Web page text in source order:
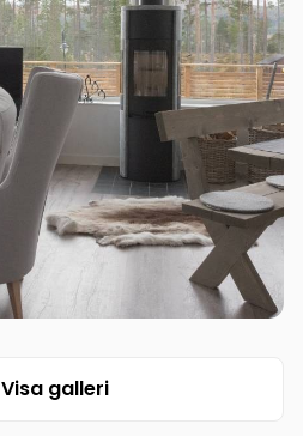
Visa galleri